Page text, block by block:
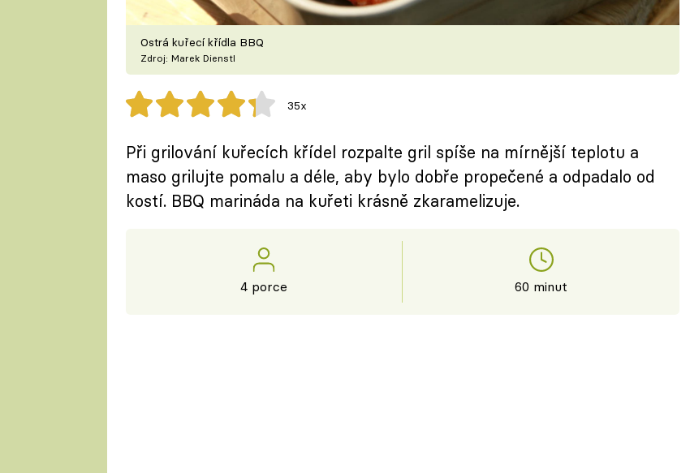
Ostrá kuřecí křídla BBQ
Zdroj: Marek Dienstl
35x
Při grilování kuřecích křídel rozpalte gril spíše na mírnější teplotu a
maso grilujte pomalu a déle, aby bylo dobře propečené a odpadalo od
kostí. BBQ marináda na kuřeti krásně zkaramelizuje.
4 porce 60 minut